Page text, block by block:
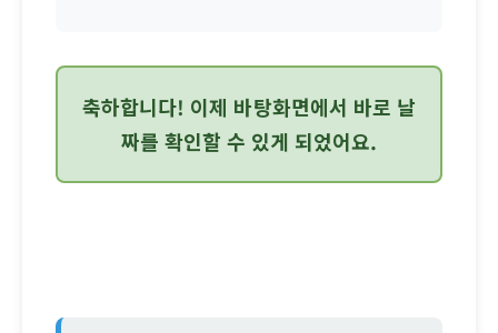
축하합니다! 이제 바탕화면에서 바로 날
짜를 확인할 수 있게 되었어요.